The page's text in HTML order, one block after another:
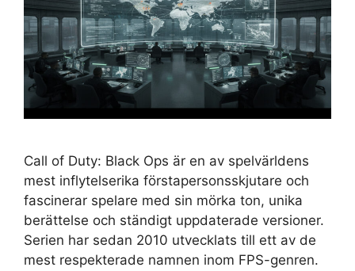
Call of Duty: Black Ops är en av spelvärldens
mest inflytelserika förstapersonsskjutare och
fascinerar spelare med sin mörka ton, unika
berättelse och ständigt uppdaterade versioner.
Serien har sedan 2010 utvecklats till ett av de
mest respekterade namnen inom FPS-genren.